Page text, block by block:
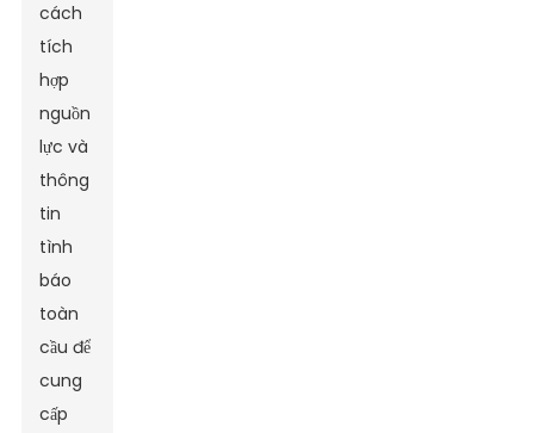
cách
tích
hợp
nguồn
lực và
thông
tin
tình
báo
toàn
cầu để
cung
cấp